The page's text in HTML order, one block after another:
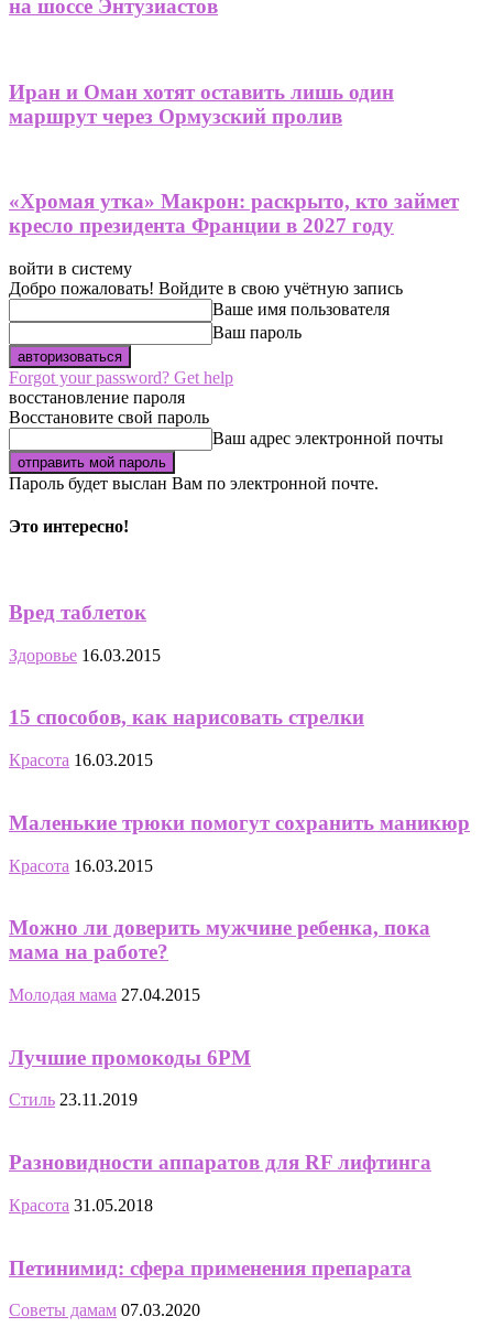
на шоссе Энтузиастов
Иран и Оман хотят оставить лишь один
маршрут через Ормузский пролив
«Хромая утка» Макрон: раскрыто, кто займет
кресло президента Франции в 2027 году
войти в систему
Добро пожаловать! Войдите в свою учётную запись
Ваше имя пользователя
Ваш пароль
Forgot your password? Get help
восстановление пароля
Восстановите свой пароль
Ваш адрес электронной почты
Пароль будет выслан Вам по электронной почте.
Это интересно!
Вред таблеток
Здоровье 16.03.2015
15 способов, как нарисовать стрелки
Красота 16.03.2015
Маленькие трюки помогут сохранить маникюр
Красота 16.03.2015
Можно ли доверить мужчине ребенка, пока
мама на работе?
Молодая мама 27.04.2015
Лучшие промокоды 6PM
Стиль 23.11.2019
Разновидности аппаратов для RF лифтинга
Красота 31.05.2018
Петинимид: сфера применения препарата
Советы дамам 07.03.2020